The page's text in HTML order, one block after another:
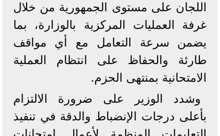
اللجان على مستوى الجمهورية من خلال
غرفة العمليات المركزية بالوزارة، بما
يضمن سرعة التعامل مع أي مواقف
طارئة والحفاظ على انتظام العملية
الامتحانية بمنتهى الحزم.
وشدد الوزير على ضرورة الالتزام
بأعلى درجات الإنضباط والدقة في تنفيذ